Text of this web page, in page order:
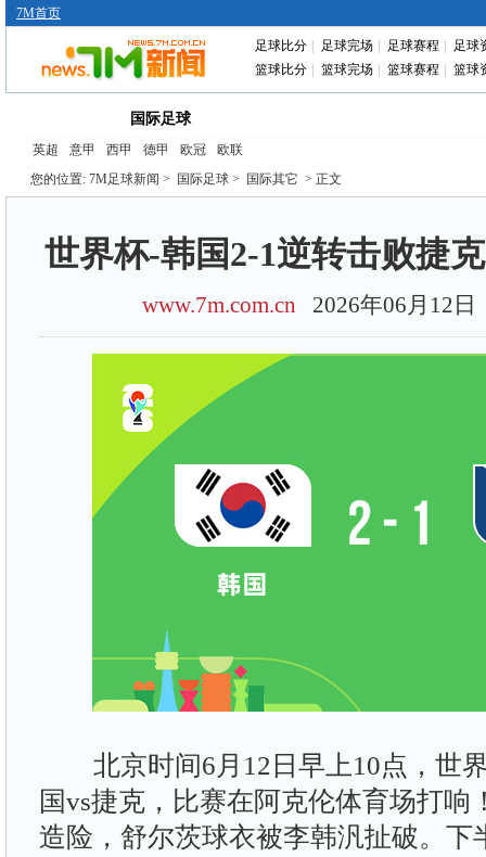
7M首页
足球比分 足球完场 足球赛程
足球
篮球比分
篮球完场 篮球赛程 篮球
国际足球
英超 意甲 西甲 德甲 欧冠
欧联
您的位置: 7M足球新闻 > 国际足球 > 国际其它 > 正文
世界杯-韩国2-1逆转击败捷
www.7m.com.cn 2026年06月12
北京时间6月12日早上10点，世
国vs捷克，比赛在阿克伦体育场打响
造险，舒尔茨球衣被李韩汎扯破。下